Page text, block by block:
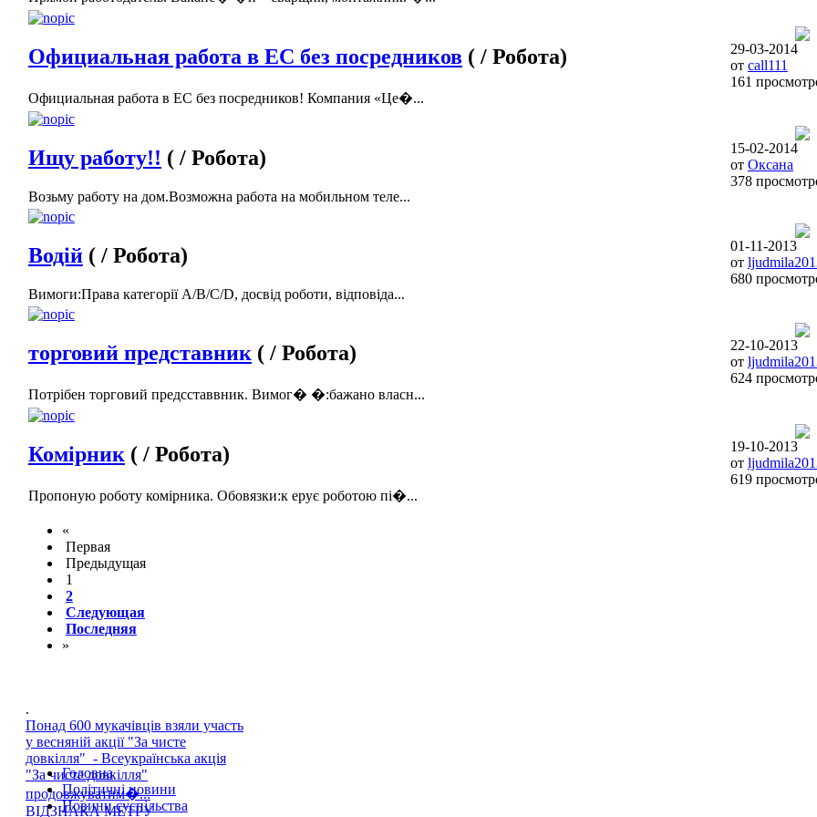
Официальная работа в ЕС без посредников ( / Робота)
Официальная работа в ЕС без посредников! Компания «Це�...
29-03-2014
от call111
161
Ищу работу!! ( / Робота)
Возьму работу на дом.Возможна работа на мобильном теле...
15-02-2014
от Оксана
378
Водій ( / Робота)
Вимоги:Права категорії А/В/С/D, досвід роботи, відповіда...
01-11-2013
от
680
торговий представник ( / Робота)
Потрібен торговий предсставвник. Вимог� �:бажано власн...
22-10-2013
от
624
Комірник ( / Робота)
Пропоную роботу комірника. Обовязки:к ерує роботою пі�...
19-10-2013
от
619
«
Первая
Предыдущая
1
2
Следующая
Последняя
»
.
Понад 600 мукачівців взяли участь
у весняній акції "За чисте
довкілля" - Всеукраїнська акція
"За чисте довкілля"
продовжуватим�...
ВІДЗНАКА МЕТРУ
Головна
Політичні новини
Новини суспільства